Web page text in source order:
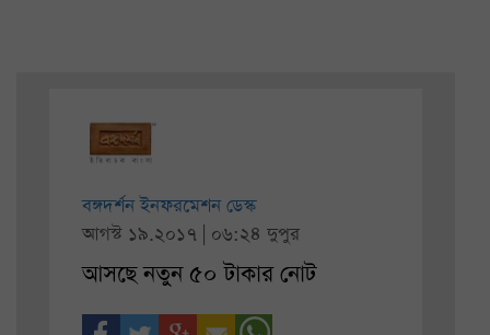
বঙ্গদর্শন ইনফরমেশন ডেস্ক
আগস্ট ১৯.২০১৭ | ০৬:২৪ দুপুর
আসছে নতুন ৫০ টাকার নোট